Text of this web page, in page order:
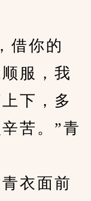
你的
服，我
下，多
苦。”青
衣面前